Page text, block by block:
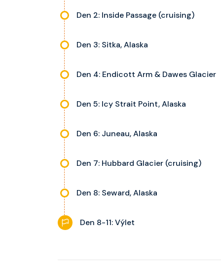
Den 2: Inside Passage (cruising)
Den 3: Sitka, Alaska
Den 4: Endicott Arm & Dawes Glacier
Den 5: Icy Strait Point, Alaska
Den 6: Juneau, Alaska
Den 7: Hubbard Glacier (cruising)
Den 8: Seward, Alaska
Den 8-11: Výlet